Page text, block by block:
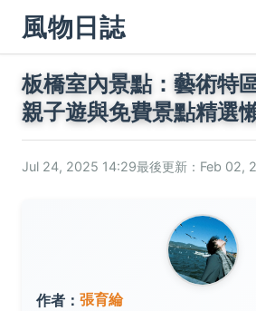
風物日誌
板橋室內景點：藝術特
親子遊與免費景點精選
Jul 24, 2025 14:29最後更新：Feb 02,
作者： 張育綸